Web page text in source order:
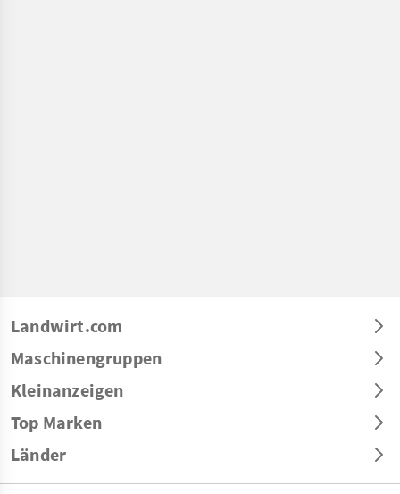
Landwirt.com
Maschinengruppen
Kleinanzeigen
Top Marken
Länder